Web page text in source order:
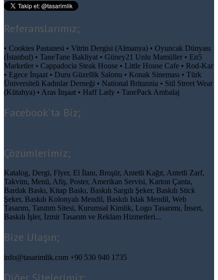
Referanslarımız;
• Cookies Pastanesi • Vitrin Dergisi (Almanya) • Oyuncak Dünyası
(İstanbul) • TaneTane Bakliyat • Güney21 Unlu Mamüller • En5
Marketler • Cappadocia Steak House • Little House Cafe • Rod-Kar
• Egece İnşaat • Duru Güzellik Salonu • Konak Sineması • Türk
Üniversiteli Kadınlar Derneği • National Britannia • Stil Street Wear
(Kütahya) • Aras İnşaat • Haff Lady • TanePack Ambalaj
Facebook’ta Biz;
Çözümlerimiz;
Katalog, Dergi, Flyer, El İlanı, Broşür, Antetli Kağıt, Antetli Zarf,
Takvim, Menü, Afiş, Poster, Amerikan Servisi, Karton Çanta,
Bardak Baskı, Kitap Baskı, Baskılı Sargılı Şeker, Baskılı Stick
Şeker, Baskılı Kolonyalı Mendil, Baskılı Islak Mendil, Web
Tasarım, Tanıtım Sitesi, Kurumsal Kimlik, Logo Tasarımı, İnsert,
Baskılı İşler, İzmir Tasarım ve Reklam Hizmetleri...
Bize Ulaşın;
info@tasarimlik.com +90 530 940 1735